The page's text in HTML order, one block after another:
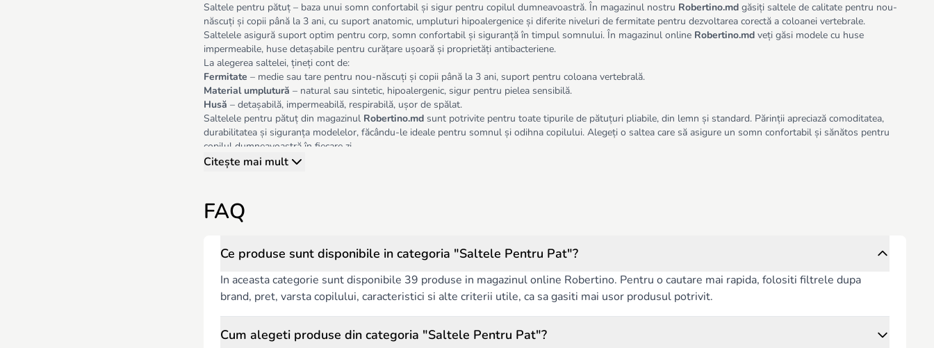
Saltele pentru pătuț – baza unui somn confortabil și sigur pentru copilul dumneavoastră. În magazinul nostru Robertino.mdgăsiți saltele de calitate pentru nou-
născuți și copii până la 3 ani, cu suport anatomic, umpluturi hipoalergenice și diferite niveluri de fermitate pentru dezvoltarea corectă a coloanei vertebrale.
Saltelele asigură suport optim pentru corp, somn confortabil și siguranță în timpul somnului. În magazinul online Robertino.mdveți găsi modele cu huse
impermeabile, huse detașabile pentru curățare ușoară și proprietăți antibacteriene.
La alegerea saltelei, țineți cont de:
Fermitate – medie sau tare pentru nou-născuți și copii până la 3 ani, suport pentru coloana vertebrală.
Material umplutură – natural sau sintetic, hipoalergenic, sigur pentru pielea sensibilă.
Husă – detașabilă, impermeabilă, respirabilă, ușor de spălat.
Saltelele pentru pătuț din magazinul Robertino.mdsunt potrivite pentru toate tipurile de pătuțuri pliabile, din lemn și standard. Părinții apreciază comoditatea,
durabilitatea și siguranța modelelor, făcându-le ideale pentru somnul și odihna copilului. Alegeți o saltea care să asigure un somn confortabil și sănătos pentru
copilul dumneavoastră în fiecare zi.
Citește mai mult
FAQ
Ce produse sunt disponibile in categoria "Saltele Pentru Pat"?
In aceasta categorie sunt disponibile 39 produse in magazinul online Robertino. Pentru o cautare mai rapida, folositi filtrele dupa
brand, pret, varsta copilului, caracteristici si alte criterii utile, ca sa gasiti mai usor produsul potrivit.
Cum alegeti produse din categoria "Saltele Pentru Pat"?